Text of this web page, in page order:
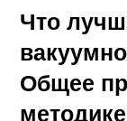
Что
Общее
методике